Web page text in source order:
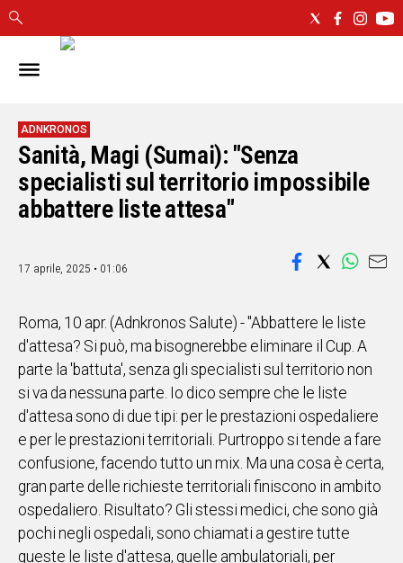
IN
CAGLIARI
SASSARI
NUORO
ORISTANO
SULCIS
OGLIASTRA
ALTRE
NOTIZIE
POLITICA
IN
ITALIA
NEL
MONDO
SPORT
EVENTI
STORIE
ADNKRONOS
Sanità, Magi (Sumai): "Senza
specialisti sul territorio impossibile
abbattere liste attesa"
17 aprile, 2025 • 01:06
Roma, 10 apr. (Adnkronos Salute) - "Abbattere le liste
d'attesa? Si può, ma bisognerebbe eliminare il Cup. A
parte la 'battuta', senza gli specialisti sul territorio non
si va da nessuna parte. Io dico sempre che le liste
d'attesa sono di due tipi: per le prestazioni ospedaliere
e per le prestazioni territoriali. Purtroppo si tende a fare
confusione, facendo tutto un mix. Ma una cosa è certa,
gran parte delle richieste territoriali finiscono in ambito
ospedaliero. Risultato? Gli stessi medici, che sono già
pochi negli ospedali, sono chiamati a gestire tutte
queste le liste d'attesa, quelle ambulatoriali, per